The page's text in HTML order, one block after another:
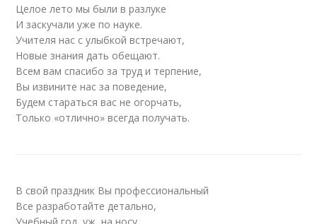
Целое лето мы были в разлуке
И заскучали уже по науке.
Учителя нас с улыбкой встречают,
Новые знания дать обещают.
Всем вам спасибо за труд и терпение,
Вы извините нас за поведение,
Будем стараться вас не огорчать,
Только «отлично» всегда получать.
В свой праздник Вы профессиональный
Все разработайте детально,